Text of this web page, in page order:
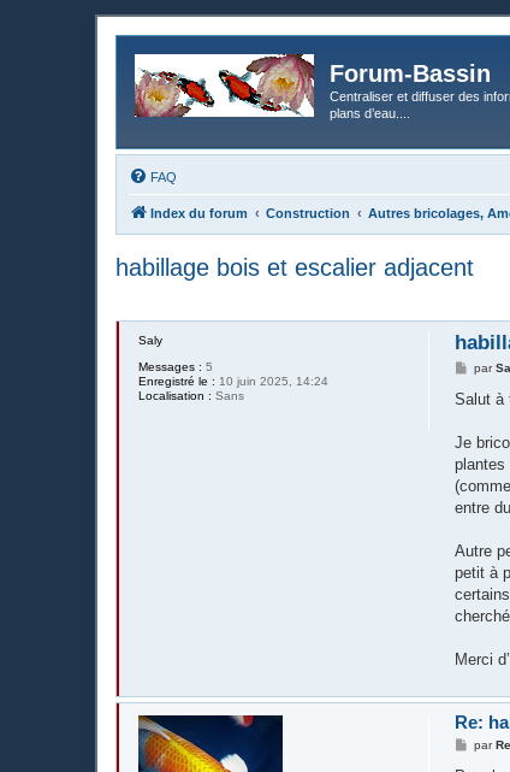
Forum-Bassin
Centraliser et diffuser des
plans d’eau....
FAQ
Index du forum Construction Autres bricolages,
habillage bois et escalier adjacent
Saly
Messages : 5
Enregistré le : 10 juin 2025, 14:24
Localisation : Sans
M
s
g
par
Salut à
Je
plantes
entre
Autre
petit à
Merci
Re:
Mpar